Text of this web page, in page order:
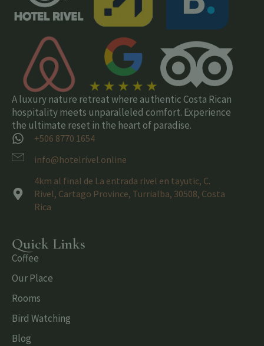
A luxury nature retreat where authentic Costa Rican
hospitality meets unparalleled comfort. Experience
the ultimate reset in the heart of paradise.
+506 8770 1654
info@hotelrivel.online
4km al final de La entrada rivel en tayutic, C.
Rivel, Cartago Province, Turrialba, 30508, Costa
Rica
Quick Links
Coffee
Our Place
Rooms
Bird Watching
Blog